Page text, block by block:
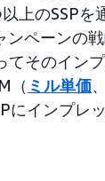
上のSSPを
ペーンの
そのイン
（ ミル単価
インプレ